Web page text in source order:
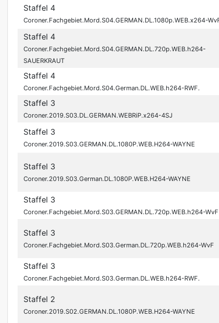
Staffel 4
Coroner.Fachgebiet.Mord.S04.GERMAN.DL.1080p.WEB.x264-
Staffel 4
Coroner.Fachgebiet.Mord.S04.GERMAN.DL.720p.WEB.h264-
SAUERKRAUT
Staffel 4
Coroner.Fachgebiet.Mord.S04.German.DL.WEB.h264-RWF.
Staffel 3
Coroner.2019.S03.DL.GERMAN.WEBRiP.x264-4SJ
Staffel 3
Coroner.2019.S03.GERMAN.DL.1080P.WEB.H264-WAYNE
Staffel 3
Coroner.2019.S03.German.DL.1080P.WEB.H264-WAYNE
Staffel 3
Coroner.Fachgebiet.Mord.S03.GERMAN.DL.720p.WEB.h264-WvF
Staffel 3
Coroner.Fachgebiet.Mord.S03.German.DL.720p.WEB.h264-WvF
Staffel 3
Coroner.Fachgebiet.Mord.S03.German.DL.WEB.h264-RWF.
Staffel 2
Coroner.2019.S02.GERMAN.DL.1080P.WEB.H264-WAYNE